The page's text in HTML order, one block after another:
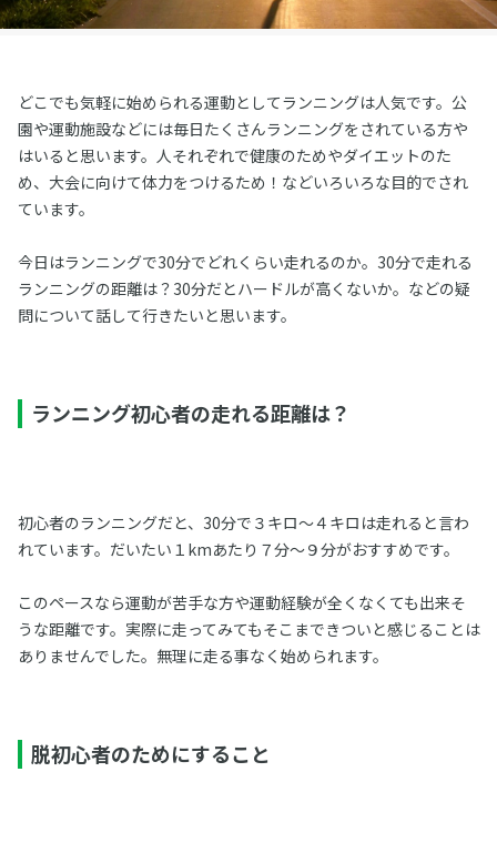
どこでも気軽に始められる運動としてランニングは人気です。公
園や運動施設などには毎日たくさんランニングをされている方や
はいると思います。人それぞれで健康のためやダイエットのた
め、大会に向けて体力をつけるため！などいろいろな目的でされ
ています。
今日はランニングで30分でどれくらい走れるのか。30分で走れる
ランニングの距離は？30分だとハードルが高くないか。などの疑
問について話して行きたいと思います。
ランニング初心者の走れる距離は？
初心者のランニングだと、30分で３キロ～４キロは走れると言わ
れています。だいたい１kmあたり７分～９分がおすすめです。
このペースなら運動が苦手な方や運動経験が全くなくても出来そ
うな距離です。実際に走ってみてもそこまできついと感じることは
ありませんでした。無理に走る事なく始められます。
脱初心者のためにすること